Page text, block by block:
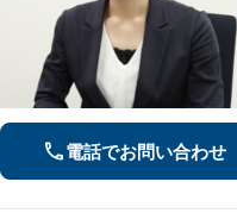
電話でお問い合わせ